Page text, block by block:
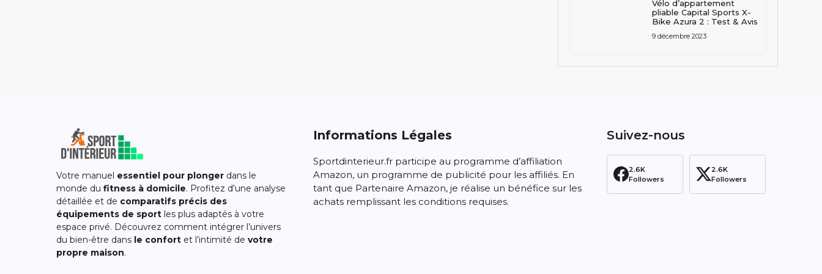
Vélo d’appartement
pliable Capital Sports X-
Bike Azura 2 : Test & Avis
9 décembre 2023
Votre manuel essentiel pour plonger dans le
monde du fitness à domicile. Profitez d'une analyse
détaillée et de comparatifs précis des
équipements de sport les plus adaptés à votre
espace privé. Découvrez comment intégrer l’univers
du bien-être dans le confort et l’intimité de votre
propre maison.
Informations Légales
Sportdinterieur.fr participe au programme d’affiliation
Amazon, un programme de publicité pour les affiliés. En
tant que Partenaire Amazon, je réalise un bénéfice sur les
achats remplissant les conditions requises.
Suivez-nous
2.6K
Followers
2.6K
Followers